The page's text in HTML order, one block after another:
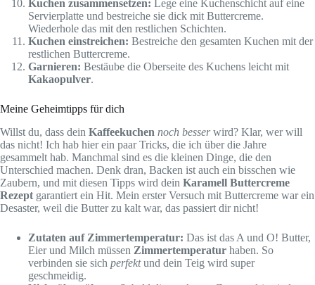
Kuchen zusammensetzen: Lege eine Kuchenschicht auf eine
Servierplatte und bestreiche sie dick mit Buttercreme.
Wiederhole das mit den restlichen Schichten.
Kuchen einstreichen: Bestreiche den gesamten Kuchen mit der
restlichen Buttercreme.
Garnieren: Bestäube die Oberseite des Kuchens leicht mit
Kakaopulver.
Meine Geheimtipps für dich
Willst du, dass dein Kaffeekuchen noch besserwird? Klar, wer will
das nicht! Ich hab hier ein paar Tricks, die ich über die Jahre
gesammelt hab. Manchmal sind es die kleinen Dinge, die den
Unterschied machen. Denk dran, Backen ist auch ein bisschen wie
Zaubern, und mit diesen Tipps wird dein Karamell Buttercreme
Rezept garantiert ein Hit. Mein erster Versuch mit Buttercreme war ein
Desaster, weil die Butter zu kalt war, das passiert dir nicht!
Zutaten auf Zimmertemperatur: Das ist das A und O! Butter,
Eier und Milch müssen Zimmertemperatur haben. So
verbinden sie sich perfektund dein Teig wird super
geschmeidig.